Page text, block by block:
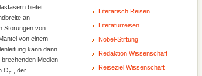
bietet
an
Störungen von
von einem
kann dann
Medien
Θc
, der
Literarisch Reisen
Literaturreisen
Nobel-Stiftung
Redaktion Wissenschaft
Reiseziel Wissenschaft